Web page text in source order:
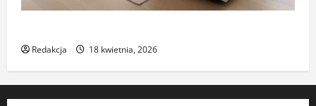
Redakcja 18 kwietnia, 2026